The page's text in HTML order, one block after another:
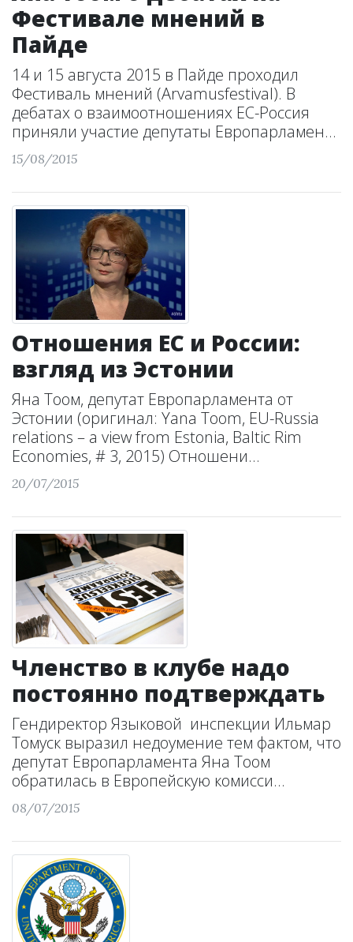
Фестивале мнений в
Пайде
14 и 15 августа 2015 в Пайде проходил
Фестиваль мнений (Arvamusfestival). В
дебатах о взаимоотношениях ЕС-Россия
приняли участие депутаты Европарламен...
15/08/2015
Отношения ЕС и России:
взгляд из Эстонии
Яна Тоом, депутат Европарламента от
Эстонии (оригинал: Yana Toom, EU-Russia
relations – a view from Estonia, Baltic Rim
Economies, # 3, 2015) Отношени...
20/07/2015
Членство в клубе надо
постоянно подтверждать
Гендиректор Языковой инспекции Ильмар
Томуск выразил недоумение тем фактом, что
депутат Европарламента Яна Тоом
обратилась в Европейскую комисси...
08/07/2015